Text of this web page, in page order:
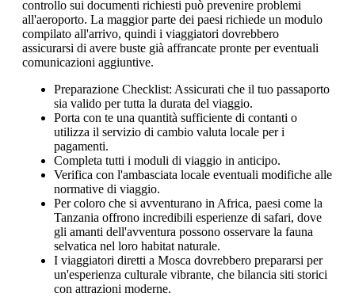
controllo sui documenti richiesti può prevenire problemi
all'aeroporto. La maggior parte dei paesi richiede un modulo
compilato all'arrivo, quindi i viaggiatori dovrebbero
assicurarsi di avere buste già affrancate pronte per eventuali
comunicazioni aggiuntive.
Preparazione Checklist: Assicurati che il tuo passaporto
sia valido per tutta la durata del viaggio.
Porta con te una quantità sufficiente di contanti o
utilizza il servizio di cambio valuta locale per i
pagamenti.
Completa tutti i moduli di viaggio in anticipo.
Verifica con l'ambasciata locale eventuali modifiche alle
normative di viaggio.
Per coloro che si avventurano in Africa, paesi come la
Tanzania offrono incredibili esperienze di safari, dove
gli amanti dell'avventura possono osservare la fauna
selvatica nel loro habitat naturale.
I viaggiatori diretti a Mosca dovrebbero prepararsi per
un'esperienza culturale vibrante, che bilancia siti storici
con attrazioni moderne.